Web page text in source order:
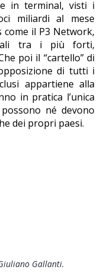
in terminal, visti i
miliardi al mese
il P3 Network,
tra i più forti,
poi il “cartello” di
di tutti i
appartiene alla
in pratica l’unica
né devono
dei propri paesi.
Gallanti.